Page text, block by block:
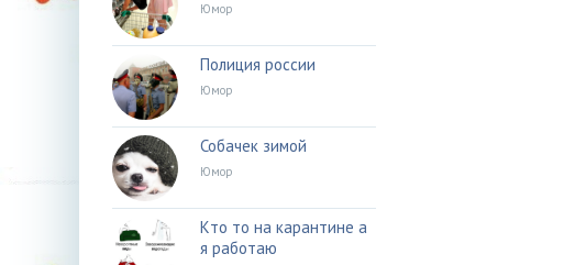
Юмор
Полиция россии
Юмор
Собачек зимой
Юмор
Кто то на карантине а
я работаю